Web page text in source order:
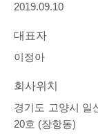
2019.09.10
대표자
이정아
회사위치
경기도 고양시 일
20호 (장항동)